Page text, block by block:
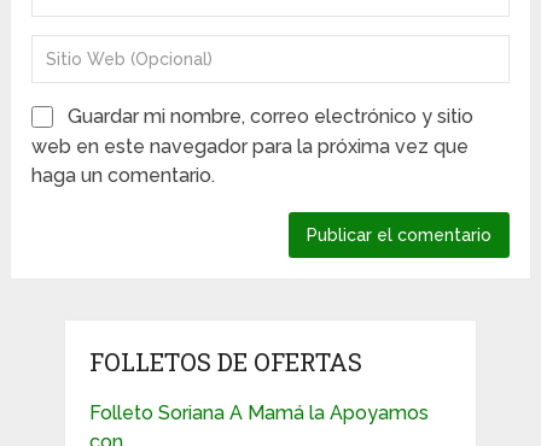
Guardar mi nombre, correo electrónico y sitio
web en este navegador para la próxima vez que
haga un comentario.
FOLLETOS DE OFERTAS
Folleto Soriana A Mamá la Apoyamos